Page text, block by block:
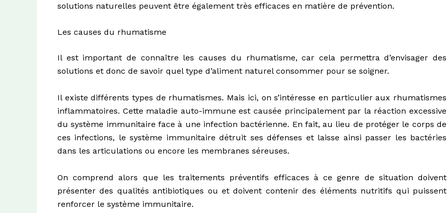
solutions naturelles peuvent être également très efficaces en matière de prévention.
Les causes du rhumatisme
Il est important de connaître les causes du rhumatisme, car cela permettra d’envisager des
solutions et donc de savoir quel type d’aliment naturel consommer pour se soigner.
Il existe différents types de rhumatismes. Mais ici, on s’intéresse en particulier aux rhumatismes
inflammatoires. Cette maladie auto-immune est causée principalement par la réaction excessive
du système immunitaire face à une infection bactérienne. En fait, au lieu de protéger le corps de
ces infections, le système immunitaire détruit ses défenses et laisse ainsi passer les bactéries
dans les articulations ou encore les membranes séreuses.
On comprend alors que les traitements préventifs efficaces à ce genre de situation doivent
présenter des qualités antibiotiques ou et doivent contenir des éléments nutritifs qui puissent
renforcer le système immunitaire.